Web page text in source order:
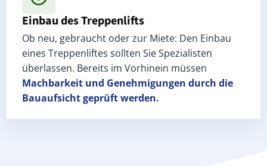
Einbau des Treppenlifts
Ob neu, gebraucht oder zur Miete: Den Einbau
eines Treppenliftes sollten Sie Spezialisten
überlassen. Bereits im Vorhinein müssen
Machbarkeit und Genehmigungen durch die
Bauaufsicht geprüft werden.